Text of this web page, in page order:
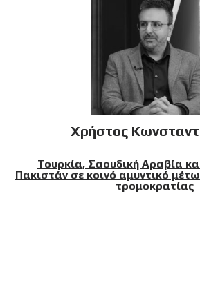
Χρήστος
Τουρκία, Σαουδική Αραβία
Πακιστάν σε κοινό αμυντικό
τρομοκρατίας